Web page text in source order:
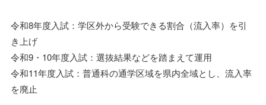
令和8年度入試：学区外から受験できる割合（流入率）を引
き上げ
令和9・10年度入試：選抜結果などを踏まえて運用
令和11年度入試：普通科の通学区域を県内全域とし、流入率
を廃止